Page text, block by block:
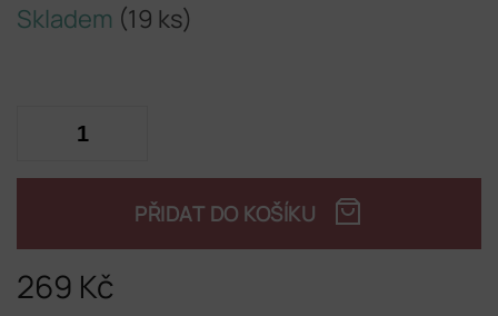
269 Kč
Skladem (19 ks)
PŘIDAT DO KOŠÍKU